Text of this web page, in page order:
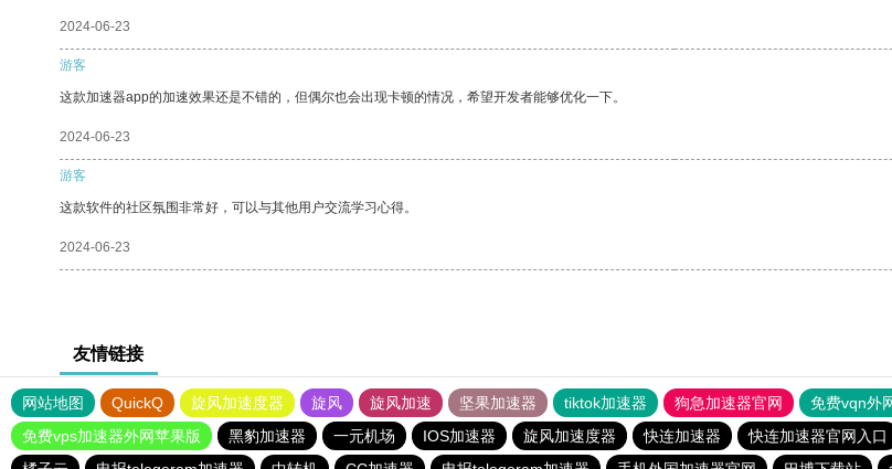
2024-06-23
游客
这款加速器app的加速效果还是不错的，但偶尔也会出现卡顿的情况，希望开发者能够优化一下。
2024-06-23
游客
这款软件的社区氛围非常好，可以与其他用户交流学习心得。
2024-06-23
友情链接
网站地图 QuickQ 旋风加速度器 旋风 旋风加速 坚果加速器 tiktok加速器 狗急加速器官网 免费vqn外
免费vps加速器外网苹果版
黑豹加速器 一元机场 IOS加速器 旋风加速度器 快连加速器 快连加速器官网入口